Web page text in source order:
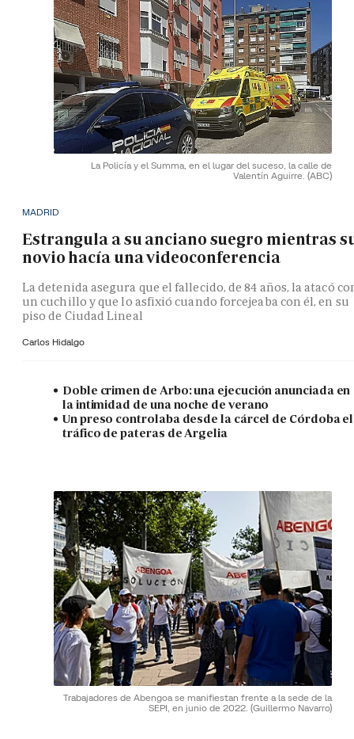
La Policía y el Summa, en el lugar del suceso, la calle de
Valentín Aguirre. (ABC)
MADRID
Estrangula a su anciano suegro mientras
novio hacía una videoconferencia
La detenida asegura que el fallecido, de 84 años, la atacó
un cuchillo y que lo asfixió cuando forcejeaba con él, en su
piso de Ciudad Lineal
Carlos Hidalgo
Doble crimen de Arbo: una ejecución anunciada en
la intimidad de una noche de verano
Un preso controlaba desde la cárcel de Córdoba el
tráfico de pateras de Argelia
Trabajadores de Abengoa se manifiestan frente a la sede de la
SEPI, en junio de 2022. (Guillermo Navarro)